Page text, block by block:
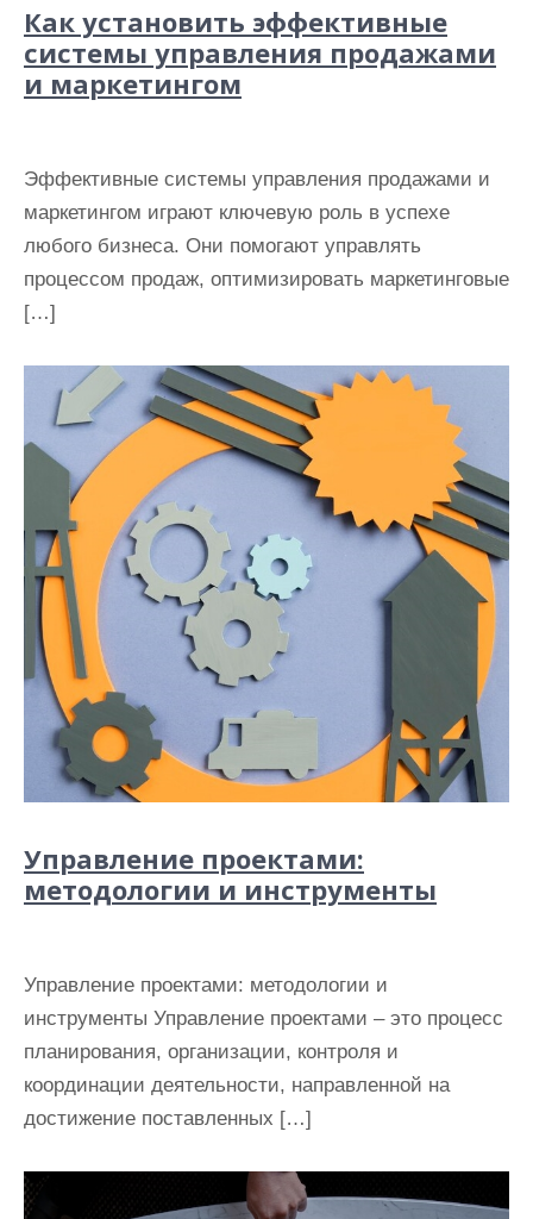
Как установить эффективные
системы управления продажами
и маркетингом
Эффективные системы управления продажами и
маркетингом играют ключевую роль в успехе
любого бизнеса. Они помогают управлять
процессом продаж, оптимизировать маркетинговые
[…]
Управление проектами:
методологии и инструменты
Управление проектами: методологии и
инструменты Управление проектами – это процесс
планирования, организации, контроля и
координации деятельности, направленной на
достижение поставленных […]